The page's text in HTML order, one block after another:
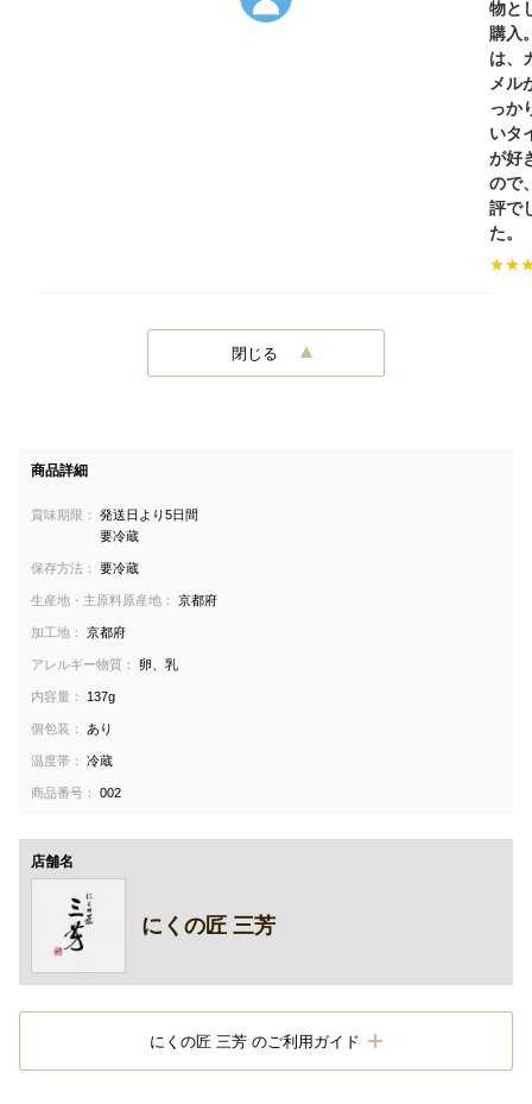
物と
購入
は、
メル
っか
いタ
が好
ので
評で
た。
★★
閉じる
商品詳細
賞味期限：
発送日より5日間
要冷蔵
保存方法： 要冷蔵
生産地・主原料原産地： 京都府
加工地： 京都府
アレルギー物質： 卵、乳
内容量： 137g
個包装： あり
温度帯： 冷蔵
商品番号： 002
店舗名
にくの匠 三芳
にくの匠 三芳 のご利用ガイド